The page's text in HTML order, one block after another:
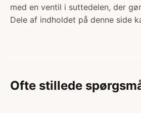
med en ventil i suttedelen, der
Dele af indholdet på denne side
Ofte stillede